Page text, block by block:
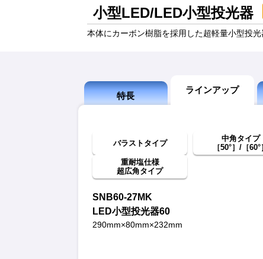
小型LED/LED小型投光器
本体にカーボン樹脂を採用した超軽量小型投光
特長
ラインアップ
バラストタイプ
中角タイプ
［50°］/［60°
重耐塩仕様
超広角タイプ
SNB60-27MK
LED小型投光器60
290mm×80mm×232mm